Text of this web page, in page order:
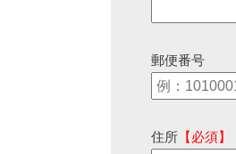
郵便番号
住所 【必須】